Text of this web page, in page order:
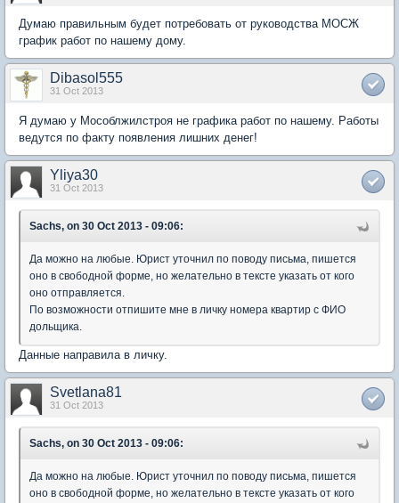
Думаю правильным будет потребовать от руководства МОСЖ
график работ по нашему дому.
Dibasol555
31 Oct 2013
Я думаю у Мособлжилстроя не графика работ по нашему. Работы
ведутся по факту появления лишних денег!
Yliya30
31 Oct 2013
Sachs, on 30 Oct 2013 - 09:06:
Да можно на любые. Юрист уточнил по поводу письма, пишется
оно в свободной форме, но желательно в тексте указать от кого
оно отправляется.
По возможности отпишите мне в личку номера квартир с ФИО
дольщика.
Данные направила в личку.
Svetlana81
31 Oct 2013
Sachs, on 30 Oct 2013 - 09:06:
Да можно на любые. Юрист уточнил по поводу письма, пишется
оно в свободной форме, но желательно в тексте указать от кого